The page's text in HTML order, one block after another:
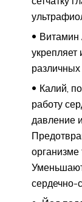
Витамин
различных
Калий,
работу
давление
организме
сердечно-